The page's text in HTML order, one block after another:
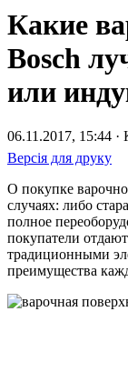
Какие
Bosch
или
06.11.2017, 15:44 ·
Версія для друку
О покупке
случаях: либо
полное
покупатели
традиционными
преимущества